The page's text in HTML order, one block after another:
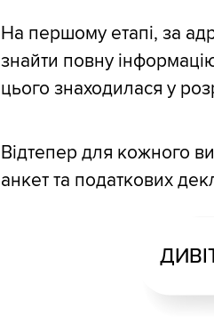
На першому етапі, за
знайти повну
цього знаходилася у
Відтепер для кожного
анкет та податкових